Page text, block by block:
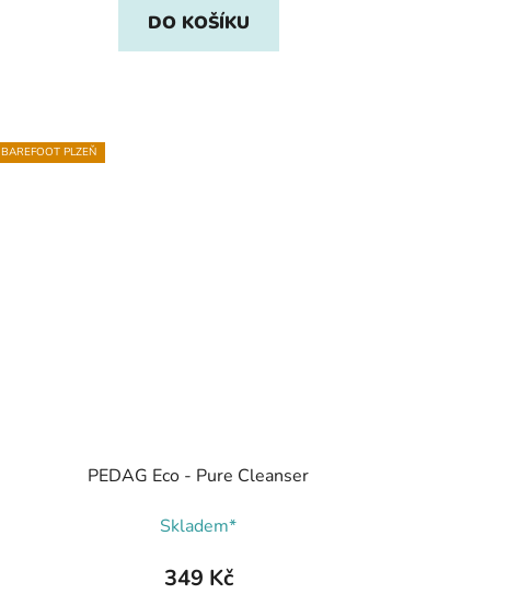
DO KOŠÍKU
BAREFOOT PLZEŇ
PEDAG Eco - Pure Cleanser
Skladem*
349 Kč